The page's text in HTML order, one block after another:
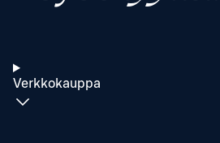
Verkkokauppa